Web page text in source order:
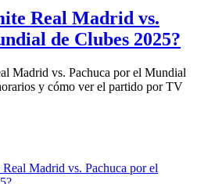
Real Madrid vs.
de Clubes 2025?
Madrid vs. Pachuca por el Mundial
y cómo ver el partido por TV